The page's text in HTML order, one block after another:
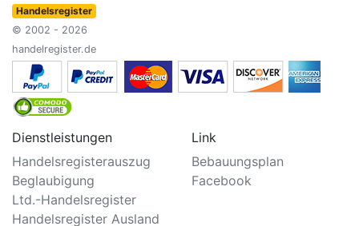
Handelsregister
© 2002 - 2026
handelregister.de
Dienstleistungen
Handelsregisterauszug
Beglaubigung
Ltd.-Handelsregister
Handelsregister Ausland
Link
Bebauungsplan
Facebook